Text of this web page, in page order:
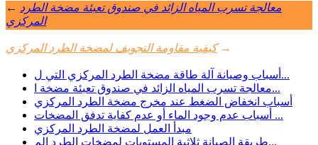
← معالجة تسرب المياه الزائد في صندوق تعبئة مضخة الطرد
المركزي
كيفية مقاومة التجويف لمضخة الطرد المركزي →
أسباب وصيانة آلة طاقة مضخة الطرد المركزي التي ل...
معالجة تسرب المياه الزائد في صندوق تعبئة مضخة ا...
أسباب انخفاض الضغط عند مخرج مضخة الطرد المركزي
أسباب عدم وجود الماء أو عدم كفاية تدفق المضخات ...
مبدأ العمل لمضخة الطرد المركزي
طريقة الصيانة ثلاثية المستويات لمضخات الطرد الم...